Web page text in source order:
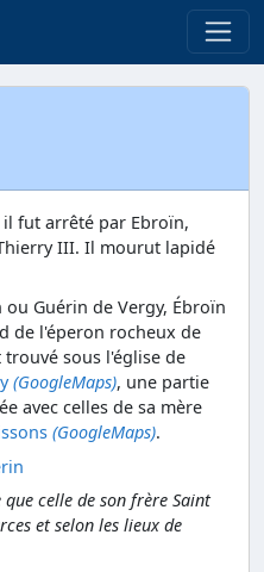
il fut arrêté par Ebroïn,
III. Il mourut lapidé
Guérin de Vergy, Ébroïn
de l'éperon rocheux de
trouvé sous l'église de
(GoogleMaps), une partie
avec celles de sa mère
(GoogleMaps).
celle de son frère Saint
et selon les lieux de